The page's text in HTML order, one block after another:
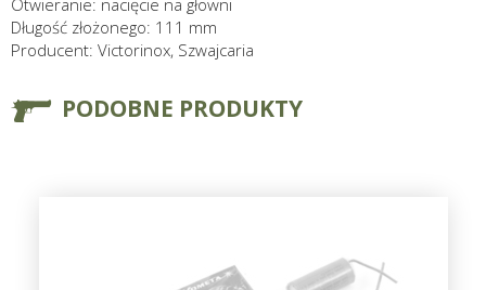
Długość złożonego: 111 mm
Producent: Victorinox, Szwajcaria
PODOBNE PRODUKTY